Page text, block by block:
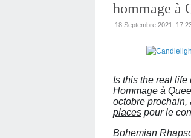
hommage à
18 Septembre 2021,
Is this the real
Hommage à
octobre
places pour le
Bohemian